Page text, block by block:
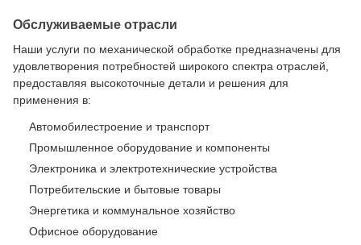
Обслуживаемые отрасли
Наши услуги по механической обработке предназначены для
удовлетворения потребностей широкого спектра отраслей,
предоставляя высокоточные детали и решения для
применения в:
Автомобилестроение и транспорт
Промышленное оборудование и компоненты
Электроника и электротехнические устройства
Потребительские и бытовые товары
Энергетика и коммунальное хозяйство
Офисное оборудование